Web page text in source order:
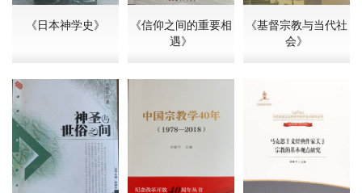
《日本神学史》
《信仰之间的重要相
遇》
《基督宗教与当代社
会》